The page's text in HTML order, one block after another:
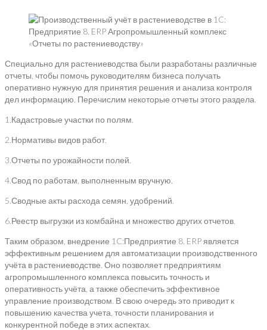
«Отчеты по растениеводству»
Специально для растениеводства были разработаны различные
отчеты, чтобы помочь руководителям бизнеса получать
оперативно нужную для принятия решения и анализа контроля
дел информацию. Перечислим некоторые отчеты этого раздела.
1.Кадастровые участки по полям.
2.Нормативы видов работ.
3.Отчеты по урожайности полей.
4.Свод по работам, выполненным вручную.
5.Сводные акты расхода семян, удобрений.
6.Реестр выгрузки из комбайна и множество других отчетов.
Таким образом, внедрение 1C:Предприятие 8. ERP является
эффективным решением для автоматизации производственного
учёта в растениеводстве. Оно позволяет предприятиям
агропромышленного комплекса повысить точность и
оперативность учёта, а также обеспечить эффективное
управление производством. В свою очередь это приводит к
повышению качества учета, точности планирования и
конкурентной победе в этих аспектах.